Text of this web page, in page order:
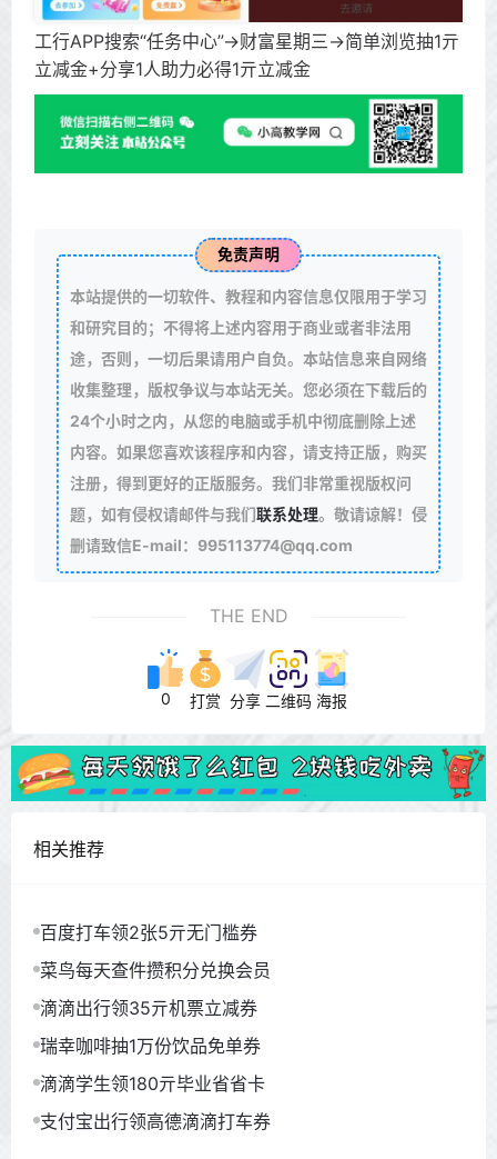
工行APP搜索“任务中心”->财富星期三->简单浏览抽1亓
立减金+分享1人助力必得1亓立减金
免责声明
本站提供的一切软件、教程和内容信息仅限用于学习
和研究目的；不得将上述内容用于商业或者非法用
途，否则，一切后果请用户自负。本站信息来自网络
收集整理，版权争议与本站无关。您必须在下载后的
24个小时之内，从您的电脑或手机中彻底删除上述
内容。如果您喜欢该程序和内容，请支持正版，购买
注册，得到更好的正版服务。我们非常重视版权问
题，如有侵权请邮件与我们联系处理。敬请谅解！侵
删请致信E-mail：995113774@qq.com
THE END
0 打赏 分享 二维码 海报
相关推荐
百度打车领2张5亓无门槛券
菜鸟每天查件攒积分兑换会员
滴滴出行领35亓机票立减券
瑞幸咖啡抽1万份饮品免单券
滴滴学生领180亓毕业省省卡
支付宝出行领高德滴滴打车券